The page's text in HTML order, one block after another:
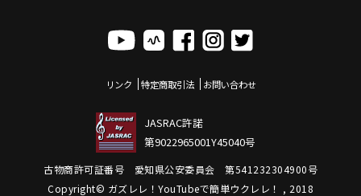
リンク 特定商取引法 お問い合わせ
JASRAC許諾
第9022965001Y45040号
古物商許可証番号 愛知県公安委員会 第541232304900号
Copyright© ガズレレ！YouTubeで簡単ウクレレ！ , 2018